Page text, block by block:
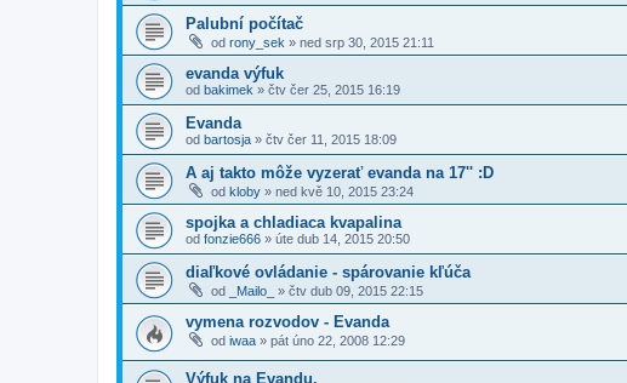
Palubní počítač
od rony_sek » ned srp 30, 2015 21:11
evanda výfuk
od bakimek » čtv čer 25, 2015 16:19
Evanda
od bartosja » čtv čer 11, 2015 18:09
A aj takto môže vyzerať evanda na 17'' :D
od kloby » ned kvě 10, 2015 23:24
spojka a chladiaca kvapalina
od fonzie666 » úte dub 14, 2015 20:50
diaľkové ovládanie - spárovanie kľúča
od _Mailo_ » čtv dub 09, 2015 22:15
vymena rozvodov - Evanda
od iwaa » pát úno 22, 2008 12:29
Výfuk na Evandu.